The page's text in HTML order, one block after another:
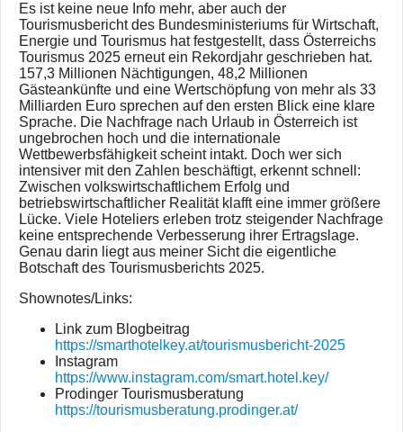
Es ist keine neue Info mehr, aber auch der
Tourismusbericht des Bundesministeriums für Wirtschaft,
Energie und Tourismus hat festgestellt, dass Österreichs
Tourismus 2025 erneut ein Rekordjahr geschrieben hat.
157,3 Millionen Nächtigungen, 48,2 Millionen
Gästeankünfte und eine Wertschöpfung von mehr als 33
Milliarden Euro sprechen auf den ersten Blick eine klare
Sprache. Die Nachfrage nach Urlaub in Österreich ist
ungebrochen hoch und die internationale
Wettbewerbsfähigkeit scheint intakt. Doch wer sich
intensiver mit den Zahlen beschäftigt, erkennt schnell:
Zwischen volkswirtschaftlichem Erfolg und
betriebswirtschaftlicher Realität klafft eine immer größere
Lücke. Viele Hoteliers erleben trotz steigender Nachfrage
keine entsprechende Verbesserung ihrer Ertragslage.
Genau darin liegt aus meiner Sicht die eigentliche
Botschaft des Tourismusberichts 2025.
Shownotes/Links:
Link zum Blogbeitrag
https://smarthotelkey.at/tourismusbericht-2025
Instagram
https://www.instagram.com/smart.hotel.key/
Prodinger Tourismusberatung
https://tourismusberatung.prodinger.at/